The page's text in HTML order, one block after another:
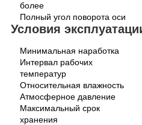
более
Полный угол поворота оси
Условия
Минимальная наработка
Интервал рабочих
температур
Относительная влажность
Атмосферное давление
Максимальный срок
хранения